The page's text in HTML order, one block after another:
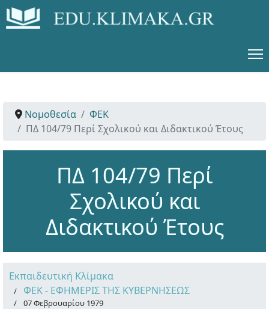
Νομοθεσία
ΦΕΚ
ΠΔ 104/79 Περί Σχολικού και Διδακτικού Έτους
ΠΔ 104/79 Περί
Σχολικού και
Διδακτικού Έτους
Εκπαιδευτική Κλίμακα
ΦΕΚ - ΕΦΗΜΕΡΙΣ ΤΗΣ ΚΥΒΕΡΝΗΣΕΩΣ
07 Φεβρουαρίου 1979